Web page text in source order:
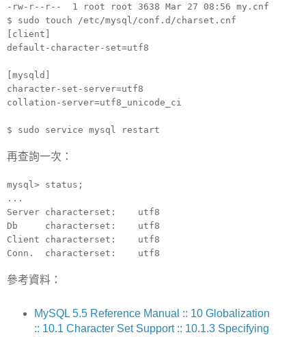
-rw-r--r-- 1 root root 3638 Mar 27 08:56 my.cnf
$ sudo touch /etc/mysql/conf.d/charset.cnf
[client]
default-character-set=utf8
[mysqld]
character-set-server=utf8
collation-server=utf8_unicode_ci
$ sudo service mysql restart
再查詢一次：
mysql> status;
...
Server characterset: utf8
Db characterset: utf8
Client characterset: utf8
Conn. characterset: utf8
參考資料：
MySQL 5.5 Reference Manual :: 10 Globalization
:: 10.1 Character Set Support :: 10.1.3 Specifying